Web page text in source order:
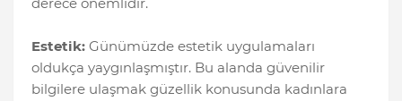
Estetik: Günümüzde estetik uygulamaları
oldukça yaygınlaşmıştır. Bu alanda güvenilir
bilgilere ulaşmak güzellik konusunda kadınlara